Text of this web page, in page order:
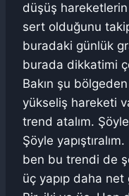
düşüş
sert olduğunu
buradaki günlük
burada dikkatimi
Bakın şu
yükseliş hareketi
trend atalım.
Şöyle
ben bu trendi de
üç yapıp daha